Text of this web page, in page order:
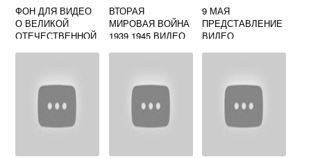
ФОН ДЛЯ ВИДЕО
О ВЕЛИКОЙ
ОТЕЧЕСТВЕННОЙ
ВТОРАЯ
МИРОВАЯ ВОЙНА
1939 1945 ВИДЕО
9 МАЯ
ПРЕДСТАВЛЕНИЕ
ВИДЕО